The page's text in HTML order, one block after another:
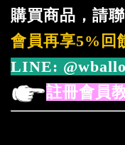
購買商品，請
會員再享5%回
LINE:
註冊會員